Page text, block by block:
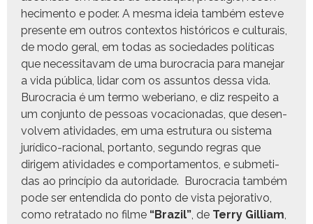
hec­i­men­to e poder. A mes­ma ideia tam­bém esteve
pre­sente em out­ros con­tex­tos históri­cos e cul­tur­ais,
de modo ger­al, em todas as sociedades políti­cas
que neces­si­tavam de uma buro­c­ra­cia para mane­jar
a vida públi­ca, lidar com os assun­tos dessa vida.
Buro­c­ra­cia é um ter­mo webe­ri­ano, e diz respeito a
um con­jun­to de pes­soas voca­cionadas, que desen­
volvem ativi­dades, em uma estru­tu­ra ou sis­tema
jurídi­co-racional, por­tan­to, segun­do regras que
dirigem ativi­dades e com­por­ta­men­tos, e sub­meti­
das ao princí­pio da autori­dade. Buro­c­ra­cia tam­bém
pode ser enten­di­da do pon­to de vista pejo­ra­ti­vo,
como retrata­do no filme “Brazil”, de Ter­ry Gilliam,